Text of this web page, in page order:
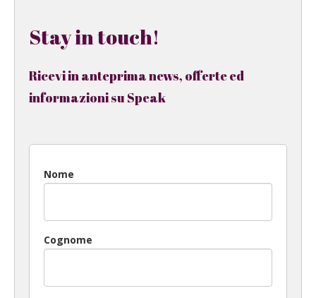
Stay in touch!
Ricevi in anteprima news, offerte ed
informazioni su Speak
Nome
Cognome